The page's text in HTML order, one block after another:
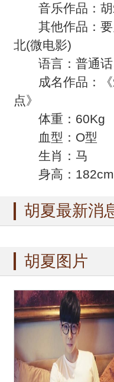
音乐作品：胡
其他作品：要
北(微电影)
语言：普通话
成名作品：《
点》
体重：60Kg
血型：O型
生肖：马
身高：182cm
胡夏最新消
胡夏图片